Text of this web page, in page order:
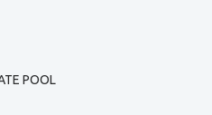
POOL